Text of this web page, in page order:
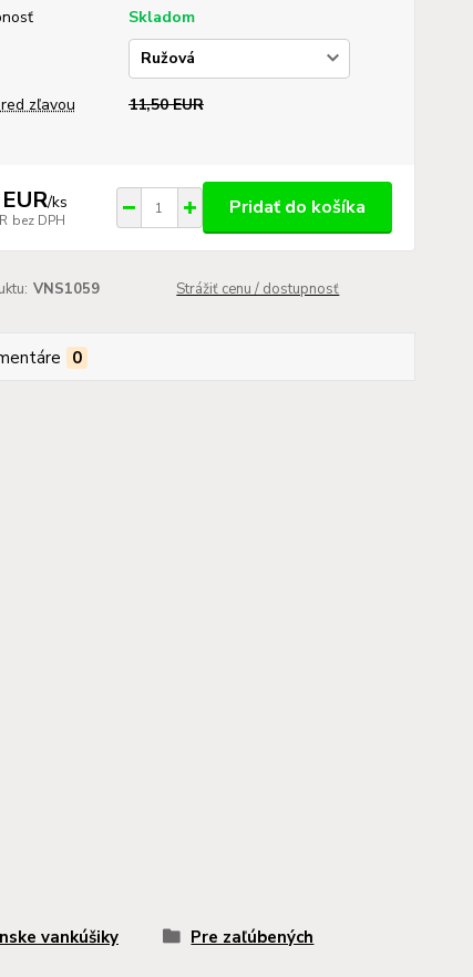
Skladom
zľavou 11,50 EUR
/ks
bez DPH
Pridať do košíka
VNS1059 Strážiť cenu / dostupnosť
0
vankúšiky Pre zaľúbených